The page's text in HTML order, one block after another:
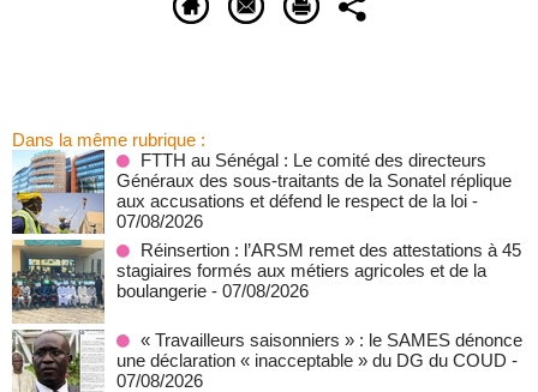
Dans la même rubrique :
FTTH au Sénégal : Le comité des directeurs
Généraux des sous-traitants de la Sonatel réplique
aux accusations et défend le respect de la loi -
07/08/2026
Réinsertion : l’ARSM remet des attestations à 45
stagiaires formés aux métiers agricoles et de la
boulangerie - 07/08/2026
« Travailleurs saisonniers » : le SAMES dénonce
une déclaration « inacceptable » du DG du COUD -
07/08/2026